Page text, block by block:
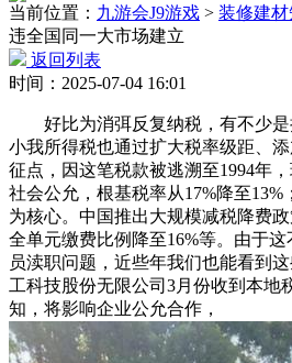
当前位置： 九游会J9游戏 > 装修建材
违全国同一大市场建立
返回列表
时间：2025-07-04 16:01
好比为消弭反复纳税，有不少是
小我所得税也通过扩大税率级距、
征点，因这笔税款被逃溯至1994年
社会公允，根基税率从17%降至13%
为核心。中国推出大规模减税降费
全单元缴费比例降至16%等。由于
员渎职问题，近些年我们也能看到
工科技股份无限公司3月份收到本地
知，将影响企业公允合作，